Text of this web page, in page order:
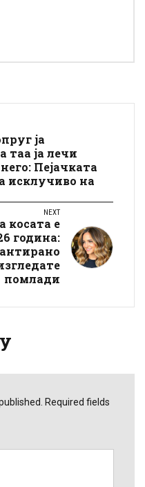
ја
таа ја лечи
Пејачката
исклучиво на
NEXT
косата е
година:
помлади
Required fields